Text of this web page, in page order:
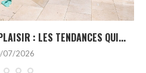
: LES TENDANCES QUI...
07/2026